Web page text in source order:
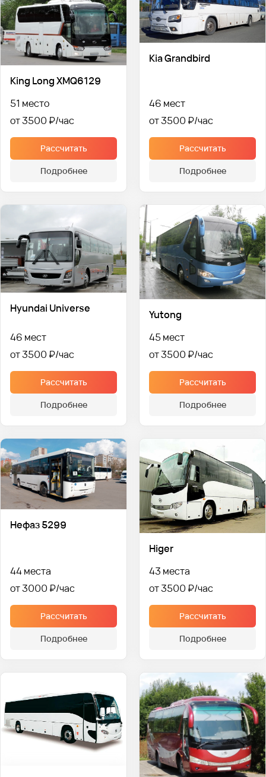
King Long XMQ6129
51 место
от 3500 ₽
Рассчитать
Подробнее
Kia Grandbird
46 мест
от 3500 ₽
Рассчитать
Подробнее
Hyundai Universe
46 мест
от 3500 ₽
Рассчитать
Подробнее
Yutong
45 мест
от 3500 ₽
Рассчитать
Подробнее
Нефаз 5299
44 места
от 3000 ₽
Рассчитать
Подробнее
Higer
43 места
от 3500 ₽
Рассчитать
Подробнее